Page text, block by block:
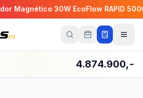
30W EcoFlow RAPID 5000mAh
4.874.900,-